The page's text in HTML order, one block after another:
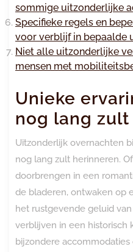
sommige uitzonderlijke
Specifieke regels en
voor verblijf in bepaalde
Niet alle uitzonderlijke
mensen met
Unieke
nog lang
Uitzonderlijk overnachten
nog lang zult herinneren.
doorbrengen in een
de bladeren, ontwaken op
het rustgevende geluid
verblijven in een historisch
bijzondere